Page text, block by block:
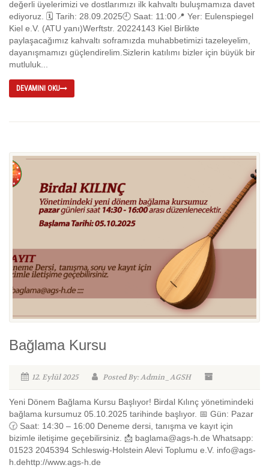
değerli üyelerimizi ve dostlarımızı ilk kahvaltı buluşmamıza davet
ediyoruz. 🗓️ Tarih: 28.09.2025🕘 Saat: 11:00📍 Yer: Eulenspiegel
Kiel e.V. (ATU yanı)Werftstr. 20224143 Kiel Birlikte
paylaşacağımız kahvaltı soframızda muhabbetimizi tazeleyelim,
dayanışmamızı güçlendirelim.Sizlerin katılımı bizler için büyük bir
mutluluk...
DEVAMINI OKU
Bağlama Kursu
12. Eylül 2025 Posted By: Admin_AGSH
Yeni Dönem Bağlama Kursu Başlıyor! Birdal Kılınç yönetimindeki
bağlama kursumuz 05.10.2025 tarihinde başlıyor. 📅 Gün: Pazar
🕝 Saat: 14:30 – 16:00 Deneme dersi, tanışma ve kayıt için
bizimle iletişime geçebilirsiniz. 📩 baglama@ags-h.de Whatsapp:
01523 2045394 Schleswig-Holstein Alevi Toplumu e.V. info@ags-
h.dehttp://www.ags-h.de